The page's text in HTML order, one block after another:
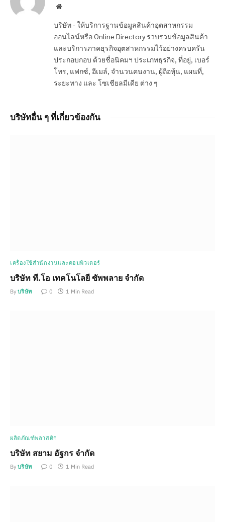
Website
บริษัท - ให้บริการฐานข้อมูลสินค้าอุตสาหกรรม
ออนไลน์หรือ Online Directory รวบรวมข้อมูลสินค้า
และบริการภาคธุรกิจอุตสาหกรรมไว้อย่างครบครัน
ประกอบกอบ ด้วยชื่อนิคมฯ ประเภทธุรกิจ, ที่อยู่, เบอร์
โทร, แฟกซ์, อีเมล์, จำนวนคนงาน, ผู้ถือหุ้น, แผนที่,
ระยะทาง และ โซเชียลมีเดีย ต่าง ๆ
บริษัทอื่น ๆ ที่เกี่ยวข้องกัน
เครื่องใช้สำนักงานและคอมพิวเตอร์
บริษัท ที.โอ เทคโนโลยี ซัพพลาย จำกัด
By บริษัท 0 1 Min Read
ผลิตภัณฑ์พลาสติก
บริษัท สยาม อัฐกร จำกัด
By บริษัท 0 1 Min Read